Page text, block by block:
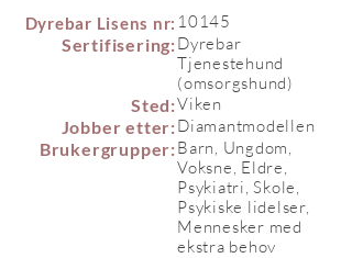
Dyrebar Lisens nr: 10145
Sertifisering:Dyrebar
Tjenestehund
(omsorgshund)
Sted:Viken
Jobber etter:Diamantmodellen
Brukergrupper:Barn, Ungdom,
Voksne, Eldre,
Psykiatri, Skole,
Psykiske lidelser,
Mennesker med
ekstra behov